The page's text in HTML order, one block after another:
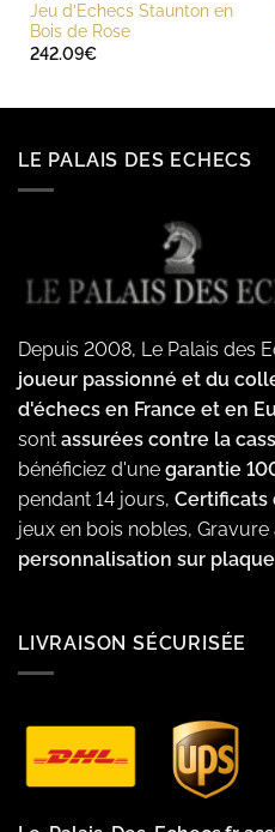
Jeu d’Echecs Staunton en
Bois de Rose
242.09€
LE PALAIS DES ECHECS
Depuis 2008, Le Palais des
joueur passionné et du
d'échecs en France et en
sont assurées contre la
bénéficiez d'une garantie
pendant 14 jours,
jeux en bois nobles, Gravure
personnalisation sur
LIVRAISON SÉCURISÉE